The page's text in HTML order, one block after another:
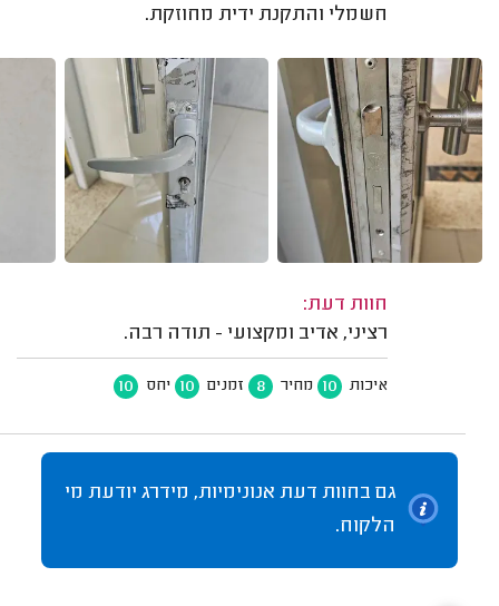
חשמלי והתקנת ידית מחוזקת.
חוות דעת:
רציני, אדיב ומקצועי - תודה רבה.
איכות 10 מחיר 8 זמנים 10 יחס 10
גם בחוות דעת אנונימיות, מידרג יודעת מי
הלקוח.